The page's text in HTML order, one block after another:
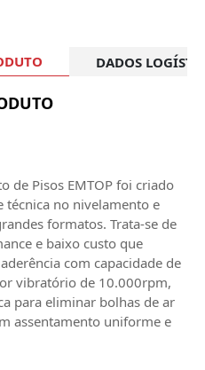
DADOS
de Pisos EMTOP foi criado
técnica no nivelamento e
formatos. Trata-se de
e baixo custo que
com capacidade de
vibratório de 10.000rpm,
para eliminar bolhas de ar
assentamento uniforme e